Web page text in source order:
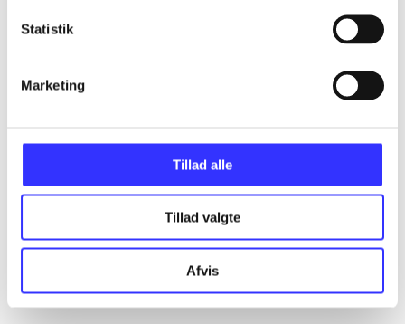
Statistik
Marketing
Tillad alle
Tillad valgte
Afvis
...
...